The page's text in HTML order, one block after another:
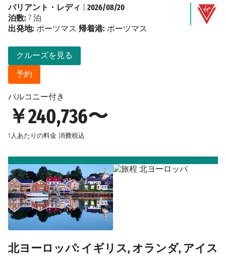
バルコニー付き
￥240,736〜
1人あたりの料金 消費税込
クルーズを見る
予約
バリアント・レディ
2026/08/20
泊数: 7 泊
出発地: ポーツマス 帰着港: ポーツマス
北ヨーロッパ: イギリス, オランダ, アイス